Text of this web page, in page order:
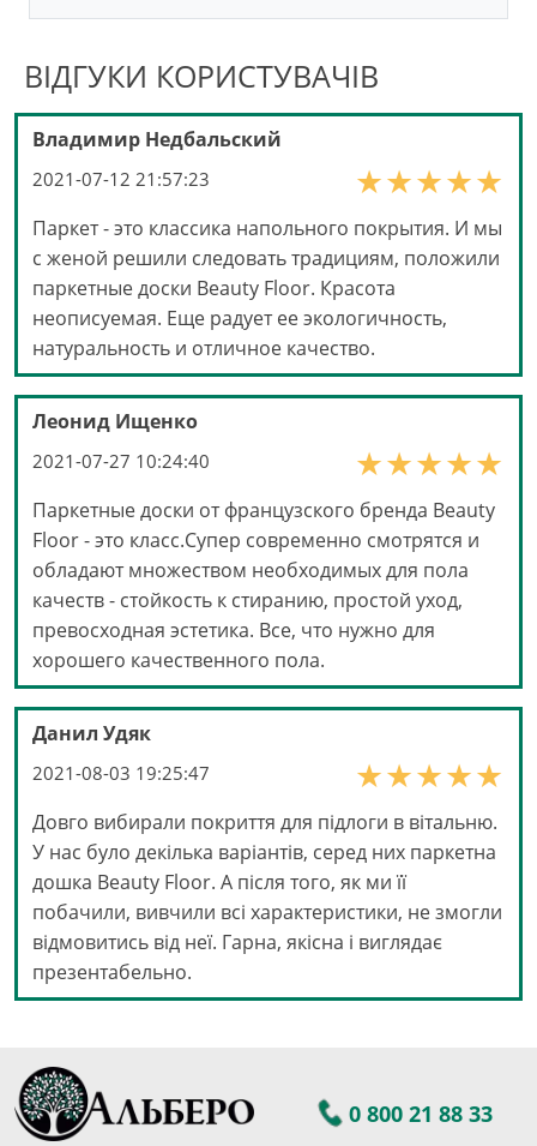
ВІДГУКИ КОРИСТУВАЧІВ
Владимир Недбальский
2021-07-12 21:57:23
Паркет - это классика напольного покрытия. И мы
с женой решили следовать традициям, положили
паркетные доски Beauty Floor. Красота
неописуемая. Еще радует ее экологичность,
натуральность и отличное качество.
Леонид Ищенко
2021-07-27 10:24:40
Паркетные доски от французского бренда Beauty
Floor - это класс.Супер современно смотрятся и
обладают множеством необходимых для пола
качеств - стойкость к стиранию, простой уход,
превосходная эстетика. Все, что нужно для
хорошего качественного пола.
Данил Удяк
2021-08-03 19:25:47
Довго вибирали покриття для підлоги в вітальню.
У нас було декілька варіантів, серед них паркетна
дошка Beauty Floor. А після того, як ми її
побачили, вивчили всі характеристики, не змогли
відмовитись від неї. Гарна, якісна і виглядає
презентабельно.
0 800 21 88 33